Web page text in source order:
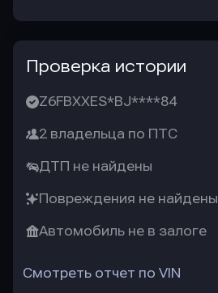
Проверка истории
Z6FBXXES*BJ****84
2 владельца по ПТС
ДТП не найдены
Повреждения не найдены
Автомобиль не в залоге
Смотреть отчет по VIN